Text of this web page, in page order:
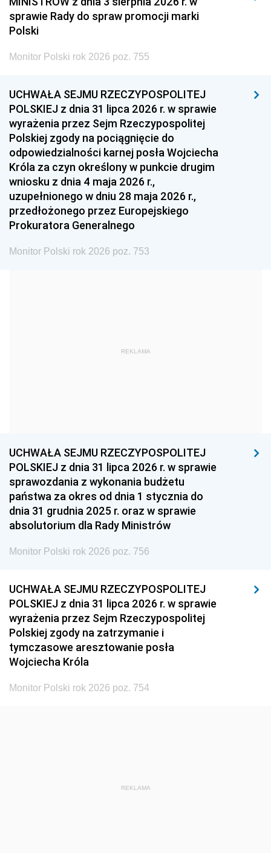
2008 2007 2006
2005
1996 1995 1994
1993 1992 1991
1990 1989
1987 1986 1985
1984 1983
1981 1980 1979
1978 1977
1975 1974
1959
1939 1938 1937
1936 1930
sprawie Rady do spraw promocji marki
Polski
Monitor Polski rok 2026 poz. 755
UCHWAŁA SEJMU RZECZYPOSPOLITEJ
POLSKIEJ z dnia 31 lipca 2026 r. w sprawie
wyrażenia przez Sejm Rzeczypospolitej
Polskiej zgody na pociągnięcie do
odpowiedzialności karnej posła Wojciecha
Króla za czyn określony w punkcie drugim
wniosku z dnia 4 maja 2026 r.,
uzupełnionego w dniu 28 maja 2026 r.,
przedłożonego przez Europejskiego
Prokuratora Generalnego
Monitor Polski rok 2026 poz. 753
REKLAMA
UCHWAŁA SEJMU RZECZYPOSPOLITEJ
POLSKIEJ z dnia 31 lipca 2026 r. w sprawie
sprawozdania z wykonania budżetu
państwa za okres od dnia 1 stycznia do
dnia 31 grudnia 2025 r. oraz w sprawie
absolutorium dla Rady Ministrów
Monitor Polski rok 2026 poz. 756
UCHWAŁA SEJMU RZECZYPOSPOLITEJ
POLSKIEJ z dnia 31 lipca 2026 r. w sprawie
wyrażenia przez Sejm Rzeczypospolitej
Polskiej zgody na zatrzymanie i
tymczasowe aresztowanie posła
Wojciecha Króla
Monitor Polski rok 2026 poz. 754
REKLAMA